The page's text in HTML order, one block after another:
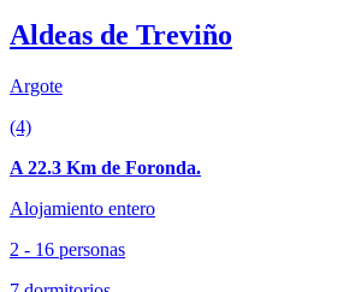
Aldeas de Treviño
Argote
(4)
A 22.3 Km de Foronda.
Alojamiento entero
2 - 16 personas